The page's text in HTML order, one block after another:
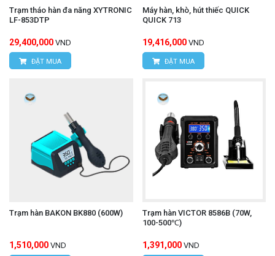
Trạm tháo hàn đa năng XYTRONIC
LF-853DTP
29,400,000 VND
ĐẶT MUA
Máy hàn, khò, hút thiếc QUICK
QUICK 713
19,416,000 VND
ĐẶT MUA
Trạm hàn BAKON BK880 (600W)
1,510,000 VND
Trạm hàn VICTOR 8586B (70W,
100-500℃)
1,391,000 VND